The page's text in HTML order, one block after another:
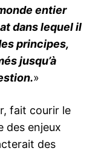
entier
dans lequel il
principes,
jusqu’à
»
fait courir le
des enjeux
des